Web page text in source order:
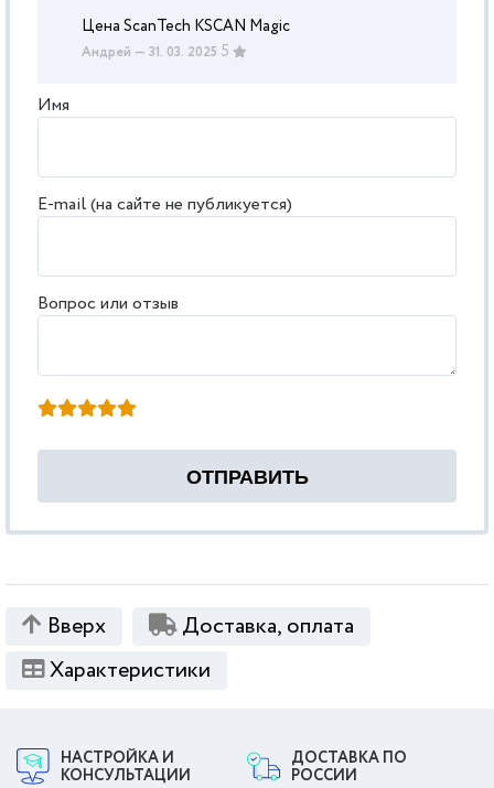
Цена ScanTech KSCAN Magic
Андрей — 31. 03. 2025 5
Имя
E-mail (на сайте не публикуется)
Вопрос или отзыв
Вверх
Доставка, оплата
Характеристики
НАСТРОЙКА И
КОНСУЛЬТАЦИИ
ДОСТАВКА ПО
РОССИИ